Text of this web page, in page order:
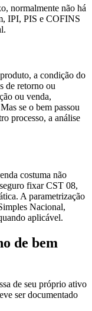
normalmente não há
IPI, PIS e COFINS
a condição do
de retorno ou
ou venda,
se o bem passou
processo, a análise
costuma não
fixar CST 08,
A parametrização
Nacional,
aplicável.
de bem
de seu próprio ativo
ser documentado